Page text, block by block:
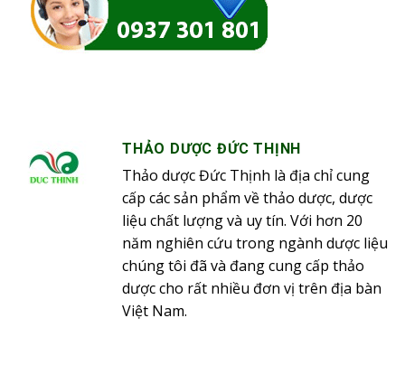
THẢO DƯỢC ĐỨC THỊNH
Thảo dược Đức Thịnh là địa chỉ cung
cấp các sản phẩm về thảo dược, dược
liệu chất lượng và uy tín. Với hơn 20
năm nghiên cứu trong ngành dược liệu
chúng tôi đã và đang cung cấp thảo
dược cho rất nhiều đơn vị trên địa bàn
Việt Nam.